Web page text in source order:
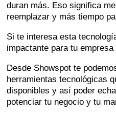
duran más. Eso significa
reemplazar y más tiempo
Si te interesa esta
impactante para tu empresa
Desde Showspot te
herramientas tecnológicas
disponibles y así poder
potenciar tu negocio y tu